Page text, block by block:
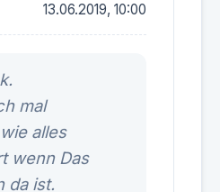
13.06.2019, 10:00
mal
alles
wenn Das
da ist.